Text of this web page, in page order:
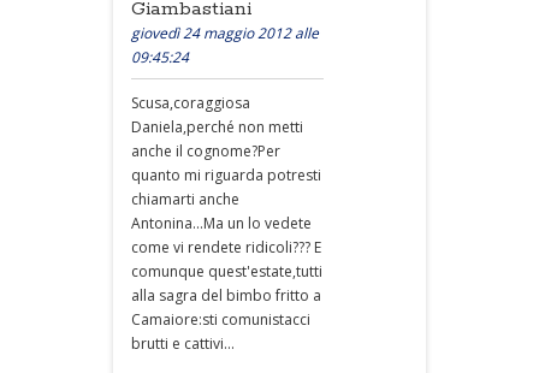
Giambastiani
giovedì 24 maggio 2012 alle
09:45:24
Scusa,coraggiosa
Daniela,perché non metti
anche il cognome?Per
quanto mi riguarda potresti
chiamarti anche
Antonina...Ma un lo vedete
come vi rendete ridicoli??? E
comunque quest'estate,tutti
alla sagra del bimbo fritto a
Camaiore:sti comunistacci
brutti e cattivi...